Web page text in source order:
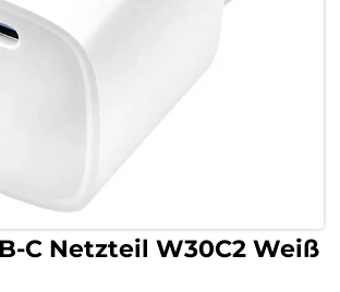
C Netzteil W30C2 Weiß